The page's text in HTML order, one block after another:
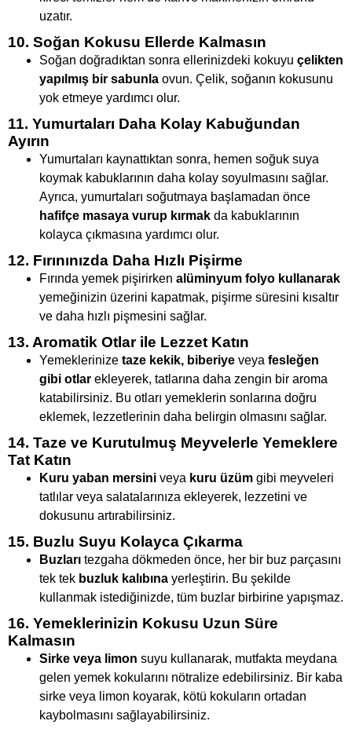
uzatır.
10. Soğan Kokusu Ellerde Kalmasın
Soğan doğradıktan sonra ellerinizdeki kokuyu çelikten
yapılmış bir sabunla ovun. Çelik, soğanın kokusunu
yok etmeye yardımcı olur.
11. Yumurtaları Daha Kolay Kabuğundan
Ayırın
Yumurtaları kaynattıktan sonra, hemen soğuk suya
koymak kabuklarının daha kolay soyulmasını sağlar.
Ayrıca, yumurtaları soğutmaya başlamadan önce
hafifçe masaya vurup kırmak da kabuklarının
kolayca çıkmasına yardımcı olur.
12. Fırınınızda Daha Hızlı Pişirme
Fırında yemek pişirirken alüminyum folyo kullanarak
yemeğinizin üzerini kapatmak, pişirme süresini kısaltır
ve daha hızlı pişmesini sağlar.
13. Aromatik Otlar ile Lezzet Katın
Yemeklerinize taze kekik, biberiye veya fesleğen
gibi otlar ekleyerek, tatlarına daha zengin bir aroma
katabilirsiniz. Bu otları yemeklerin sonlarına doğru
eklemek, lezzetlerinin daha belirgin olmasını sağlar.
14. Taze ve Kurutulmuş Meyvelerle Yemeklere
Tat Katın
Kuru yaban mersini veya kuru üzüm gibi meyveleri
tatlılar veya salatalarınıza ekleyerek, lezzetini ve
dokusunu artırabilirsiniz.
15. Buzlu Suyu Kolayca Çıkarma
Buzları tezgaha dökmeden önce, her bir buz parçasını
tek tek buzluk kalıbına yerleştirin. Bu şekilde
kullanmak istediğinizde, tüm buzlar birbirine yapışmaz.
16. Yemeklerinizin Kokusu Uzun Süre
Kalmasın
Sirke veya limon suyu kullanarak, mutfakta meydana
gelen yemek kokularını nötralize edebilirsiniz. Bir kaba
sirke veya limon koyarak, kötü kokuların ortadan
kaybolmasını sağlayabilirsiniz.